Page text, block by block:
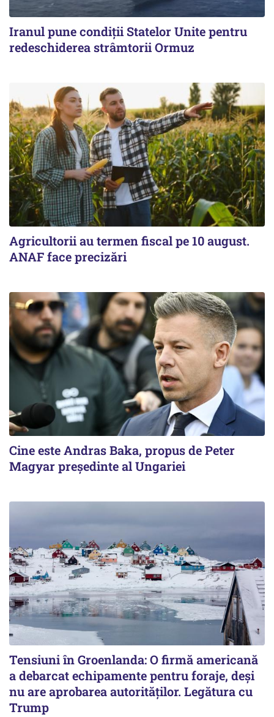
Iranul pune condiții Statelor Unite pentru
redeschiderea strâmtorii Ormuz
Agricultorii au termen fiscal pe 10 august.
ANAF face precizări
Cine este Andras Baka, propus de Peter
Magyar președinte al Ungariei
Tensiuni în Groenlanda: O firmă americană
a debarcat echipamente pentru foraje, deși
nu are aprobarea autorităților. Legătura cu
Trump